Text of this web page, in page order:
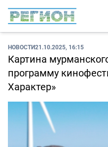
НОВОСТИ21.10.2025, 16:15
Картина
программу
Характер»